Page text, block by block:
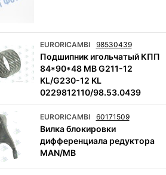
EURORICAMBI 98530439
Подшипник игольчатый КПП
84*90*48 MB G211-12
KL/G230-12 KL
0229812110/98.53.0439
EURORICAMBI 60171509
Вилка блокировки
дифференциала редуктора
MAN/MB